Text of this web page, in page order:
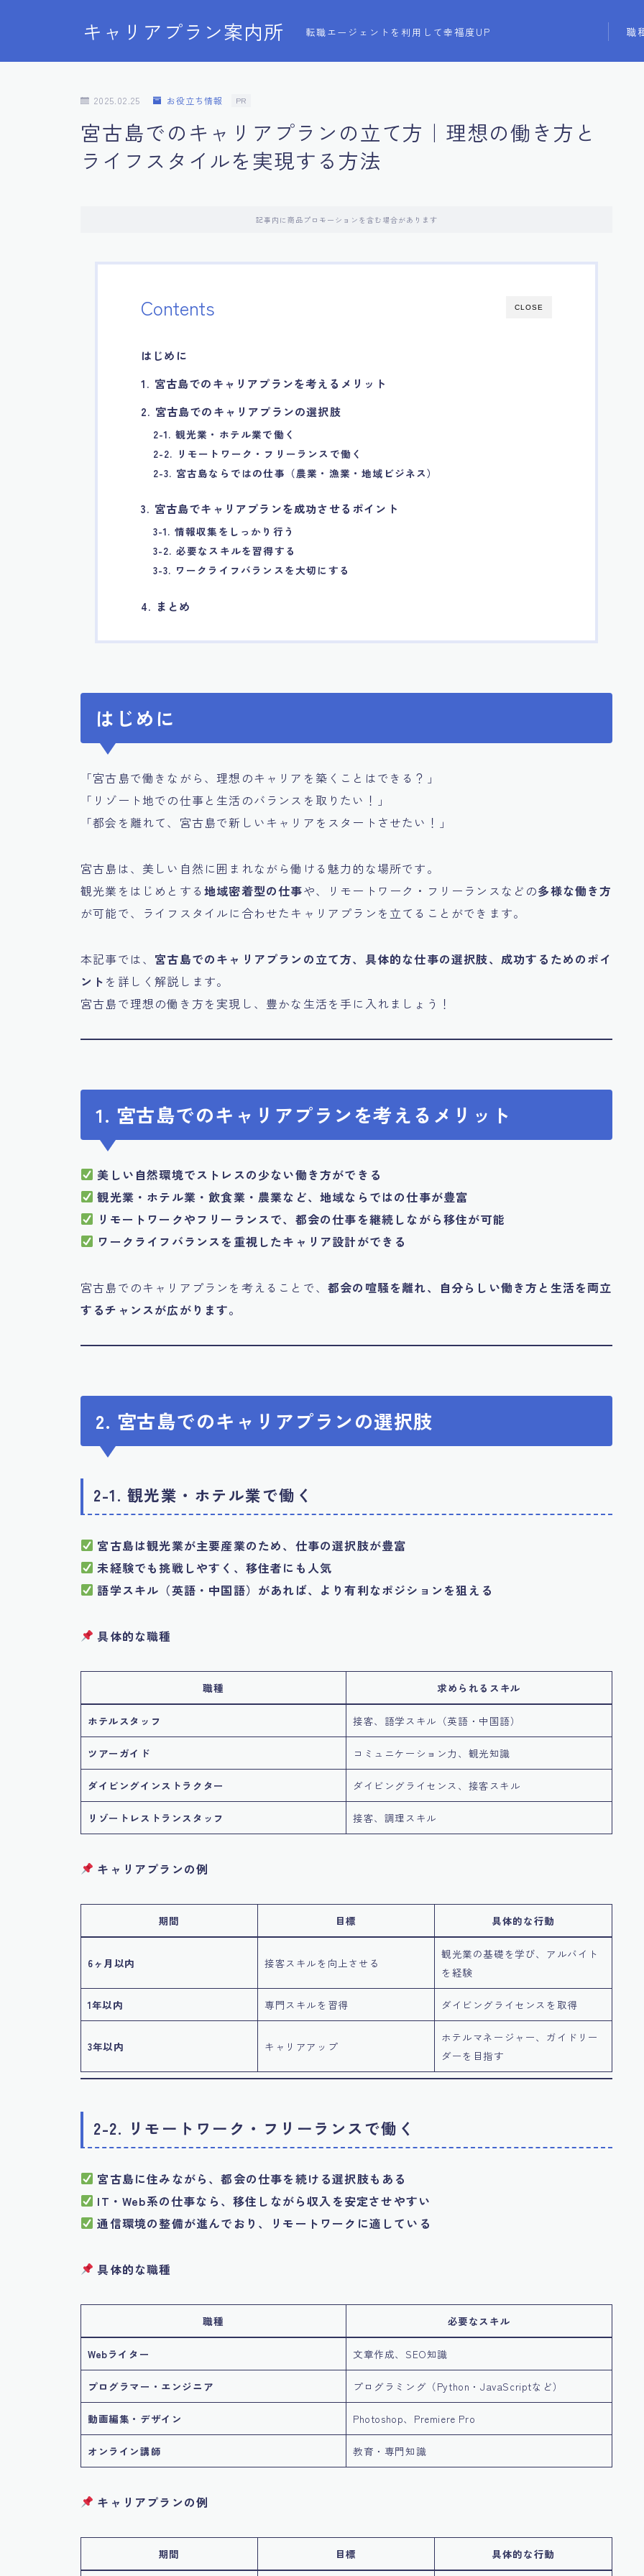
キャリアプラン案内所 転職エージェントを利用して幸福度UP 職
2025.02.25 お役立ち情報 PR
宮古島でのキャリアプランの立て方｜理想の働き方と
ライフスタイルを実現する方法
記事内に商品プロモーションを含む場合があります
CLOSE
Contents
はじめに
1. 宮古島でのキャリアプランを考えるメリット
2. 宮古島でのキャリアプランの選択肢
2-1. 観光業・ホテル業で働く
2-2. リモートワーク・フリーランスで働く
2-3. 宮古島ならではの仕事（農業・漁業・地域ビジネス）
3. 宮古島でキャリアプランを成功させるポイント
3-1. 情報収集をしっかり行う
3-2. 必要なスキルを習得する
3-3. ワークライフバランスを大切にする
4. まとめ
はじめに
「宮古島で働きながら、理想のキャリアを築くことはできる？」
「リゾート地での仕事と生活のバランスを取りたい！」
「都会を離れて、宮古島で新しいキャリアをスタートさせたい！」
宮古島は、美しい自然に囲まれながら働ける魅力的な場所です。
観光業をはじめとする地域密着型の仕事や、リモートワーク・フリーランスなどの多様な働き方
が可能で、ライフスタイルに合わせたキャリアプランを立てることができます。
本記事では、 宮古島でのキャリアプランの立て方、具体的な仕事の選択肢、成功するためのポイ
ント を詳しく解説します。
宮古島で理想の働き方を実現し、豊かな生活を手に入れましょう！
1. 宮古島でのキャリアプランを考えるメリット
美しい自然環境でストレスの少ない働き方ができる
観光業・ホテル業・飲食業・農業など、地域ならではの仕事が豊富
リモートワークやフリーランスで、都会の仕事を継続しながら移住が可能
ワークライフバランスを重視したキャリア設計ができる
宮古島でのキャリアプランを考えることで、 都会の喧騒を離れ、自分らしい働き方と生活を両立
するチャンスが広がります。
2. 宮古島でのキャリアプランの選択肢
2-1. 観光業・ホテル業で働く
宮古島は観光業が主要産業のため、仕事の選択肢が豊富
未経験でも挑戦しやすく、移住者にも人気
語学スキル（英語・中国語）があれば、より有利なポジションを狙える
具体的な職種
職種 求められるスキル
ホテルスタッフ 接客、語学スキル（英語・中国語）
ツアーガイド コミュニケーション力、観光知識
ダイビングインストラクター ダイビングライセンス、接客スキル
リゾートレストランスタッフ 接客、調理スキル
キャリアプランの例
期間 目標 具体的な行動
6ヶ月以内 接客スキルを向上させる
観光業の基礎を学び、アルバイト
を経験
1年以内 専門スキルを習得 ダイビングライセンスを取得
3年以内 キャリアアップ
ホテルマネージャー、ガイドリー
ダーを目指す
2-2. リモートワーク・フリーランスで働く
宮古島に住みながら、都会の仕事を続ける選択肢もある
IT・Web系の仕事なら、移住しながら収入を安定させやすい
通信環境の整備が進んでおり、リモートワークに適している
具体的な職種
職種 必要なスキル
Webライター 文章作成、SEO知識
プログラマー・エンジニア プログラミング（Python・JavaScriptなど）
動画編集・デザイン Photoshop、Premiere Pro
オンライン講師 教育・専門知識
キャリアプランの例
期間 目標 具体的な行動